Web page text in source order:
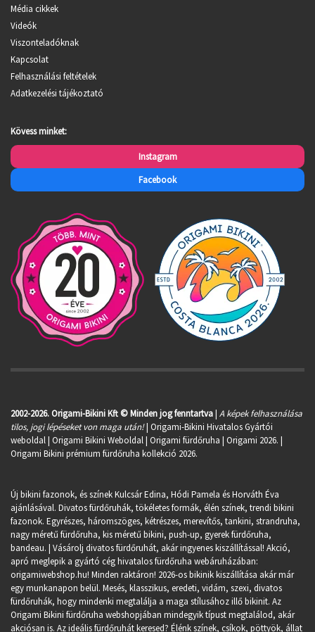
Média cikkek
Videók
Viszonteladóknak
Kapcsolat
Felhasználási feltételek
Adatkezelési tájékoztató
Kövess minket:
Instagram
Facebook
2002-2026. Origami-Bikini Kft © Minden jog fenntartva| A képek felhasználása
tilos, jogi lépéseket von maga után!| Origami-Bikini Hivatalos Gyártói
weboldal | Origami Bikini Weboldal | Origami fürdőruha | Origami 2026. |
Origami Bikini prémium fürdőruha kollekció 2026.
Új bikini fazonok, és színek Kulcsár Edina, Hódi Pamela és Horváth Éva
ajánlásával. Divatos fürdőruhák, tökéletes formák, élén színek, trendi bikini
fazonok. Egyrészes, háromszöges, kétrészes, merevítős, tankini, strandruha,
nagy méretű fürdőruha, kis méretű bikini, push-up, gyerek fürdőruha,
bandeau. | Vásárolj divatos fürdőruhát, akár ingyenes kiszállítással! Akció,
apró meglepik a gyártó cég hivatalos fürdőruha webáruházában:
origamiwebshop.hu! Minden raktáron! 2026-os bikinik kiszállítása akár már
egy munkanapon belül. Mesés, klasszikus, eredeti, vidám, szexi, divatos
fürdőruhák, hogy mindenki megtalálja a maga stílusához illő bikinit. Az
Origami Bikini fürdőruha webshopjában mindegyik típust megtalálod, akár
akciósan is. Az ideális fürdőruhát keresed? Élénk színek, csíkok, pöttyök, állat